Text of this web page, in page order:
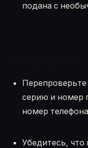
подана с
серию и номер
номер телефона
Убедитесь,